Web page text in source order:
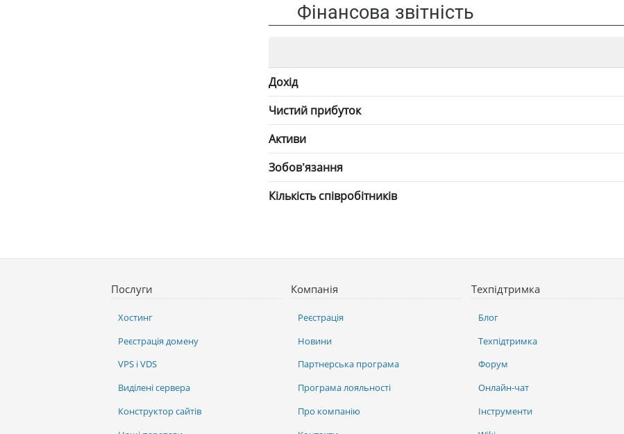
Фінансова звітність
Дохід
Чистий прибуток
Активи
Зобов’язання
Кількість співробітників
Послуги
Хостинг
Реєстрація домену
VPS і VDS
Виділені сервера
Конструктор сайтів
Компанія
Реєстрація
Новини
Партнерська програма
Програма лояльності
Про компанію
Техпідтримка
Блог
Техпідтримка
Форум
Онлайн-чат
Інструменти